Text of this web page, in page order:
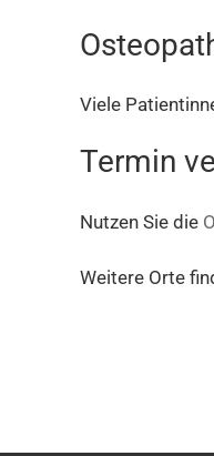
Viele
Termin
Nutzen Sie die
Weitere Orte